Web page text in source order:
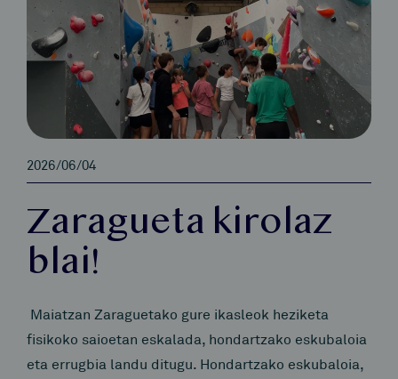
2026/06/04
Zaragueta kirolaz
blai!
Maiatzan Zaraguetako gure ikasleok heziketa
fisikoko saioetan eskalada, hondartzako eskubaloia
eta errugbia landu ditugu. Hondartzako eskubaloia,